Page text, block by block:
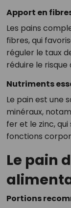
Apport en
Les pains
fibres, qui
réguler le taux
réduire le
Nutriments
Le pain est une
minéraux,
fer et le zinc,
fonctions
Le pain
Portions